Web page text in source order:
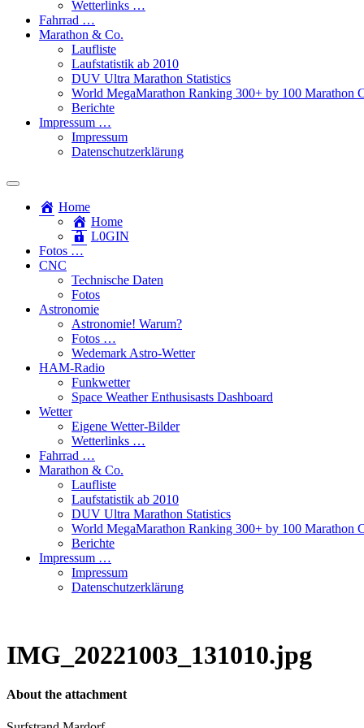
Wetterlinks …
Fahrrad …
Marathon & Co.
Laufliste
Laufstatistik ab 2010
DUV Ultra Marathon Statistics
World MegaMarathon Ranking 300+ by 100 Marathon
Berichte
Impressum …
Impressum
Datenschutzerklärung
Toggle
search
field
Home
Home
L​0​​GIN
Fotos …
CNC
Technische Daten
Fotos
Astronomie
Astronomie! Warum?
Fotos …
Wedemark Astro-Wetter
HAM-Radio
Funkwetter
Space Weather Enthusisasts Dashboard
Wetter
Eigene Wetter-Bilder
Wetterlinks …
Fahrrad …
Marathon & Co.
Laufliste
Laufstatistik ab 2010
DUV Ultra Marathon Statistics
World MegaMarathon Ranking 300+ by 100 Marathon
Berichte
Impressum …
Impressum
Datenschutzerklärung
IMG_20221003_131010.jpg
About the attachment